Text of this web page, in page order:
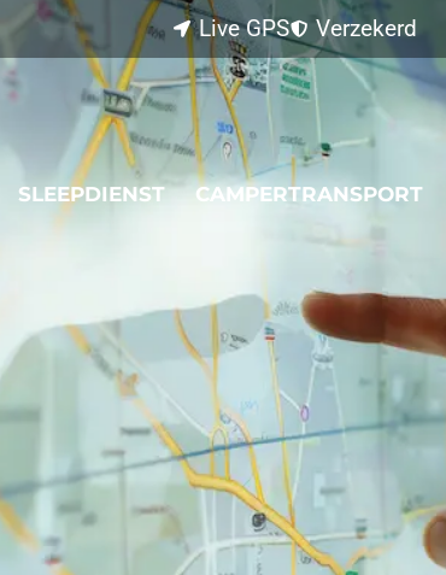
Live GPS Verzekerd
SLEEPDIENST CAMPERTRANSPORT
Live GPS